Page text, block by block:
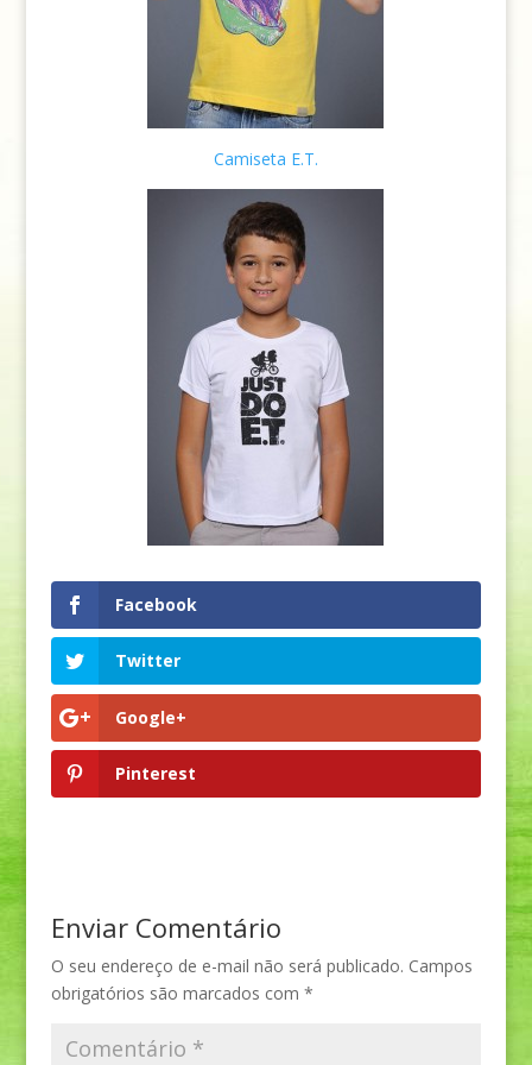
Camiseta E.T.
Facebook
Twitter
Google+
Pinterest
Enviar Comentário
O seu endereço de e-mail não será publicado. Campos
obrigatórios são marcados com *